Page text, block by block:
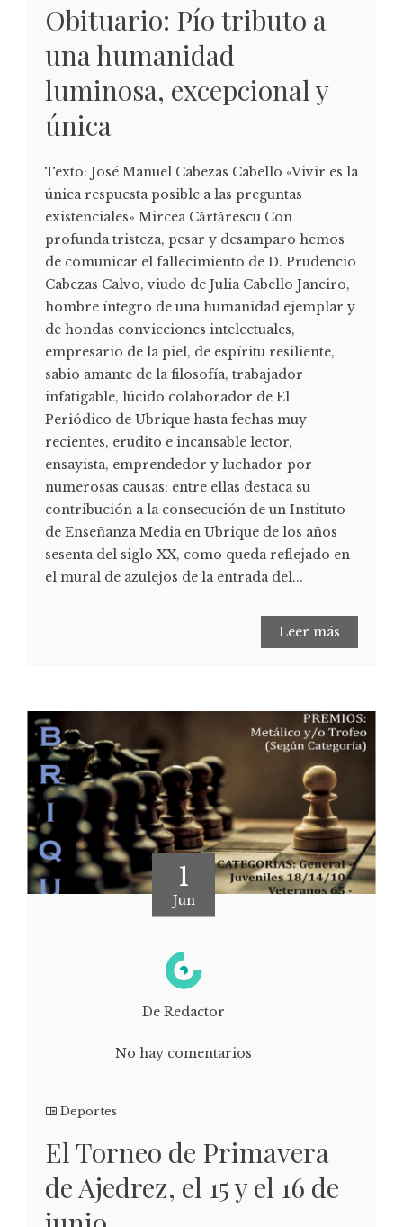
Obituario: Pío tributo a
una humanidad
luminosa, excepcional y
única
Texto: José Manuel Cabezas Cabello «Vivir es la
única respuesta posible a las preguntas
existenciales» Mircea Cărtărescu Con
profunda tristeza, pesar y desamparo hemos
de comunicar el fallecimiento de D. Prudencio
Cabezas Calvo, viudo de Julia Cabello Janeiro,
hombre íntegro de una humanidad ejemplar y
de hondas convicciones intelectuales,
empresario de la piel, de espíritu resiliente,
sabio amante de la filosofía, trabajador
infatigable, lúcido colaborador de El
Periódico de Ubrique hasta fechas muy
recientes, erudito e incansable lector,
ensayista, emprendedor y luchador por
numerosas causas; entre ellas destaca su
contribución a la consecución de un Instituto
de Enseñanza Media en Ubrique de los años
sesenta del siglo XX, como queda reflejado en
el mural de azulejos de la entrada del...
Leer más
1
Jun
De Redactor
No hay comentarios
Deportes
El Torneo de Primavera
de Ajedrez, el 15 y el 16 de